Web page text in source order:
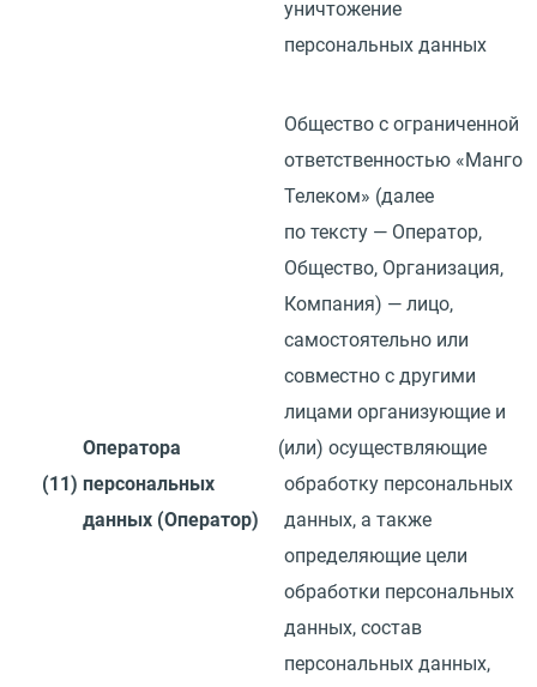
уничтожение
персональных данных
(11)
Оператора
персональных
данных (Оператор)
Общество с ограниченной
ответственностью «Манго
Телеком» (далее
по тексту — Оператор,
Общество, Организация,
Компания) — лицо,
самостоятельно или
совместно с другими
лицами организующие и
(или) осуществляющие
обработку персональных
данных, а также
определяющие цели
обработки персональных
данных, состав
персональных данных,